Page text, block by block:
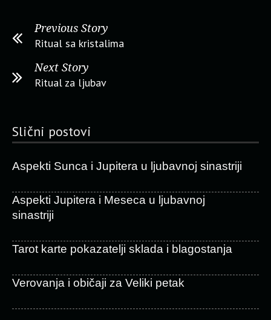
Previous Story
Ritual sa kristalima
Next Story
Ritual za ljubav
Slični postovi
Aspekti Sunca i Jupitera u ljubavnoj sinastriji
Aspekti Jupitera i Meseca u ljubavnoj
sinastriji
Tarot karte pokazatelji sklada i blagostanja
Verovanja i običaji za Veliki petak